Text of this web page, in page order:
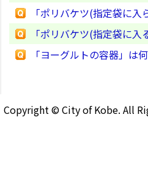
「ポリバケツ(指定袋に
「ポリバケツ(指定袋に
「ヨーグルトの容器」は
Copyright © City of Kobe. All